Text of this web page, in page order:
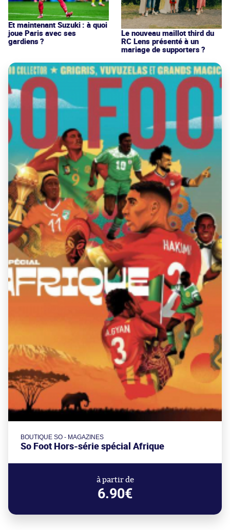
Et maintenant Suzuki : à quoi
joue Paris avec ses
gardiens ?
Le nouveau maillot third du
RC Lens présenté à un
mariage de supporters ?
BOUTIQUE SO - MAGAZINES
So Foot Hors-série spécial Afrique
à partir de
6.90€